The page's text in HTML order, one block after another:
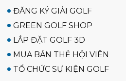
ĐĂNG KÝ GIẢI GOLF
GREEN GOLF SHOP
LẮP ĐẶT GOLF 3D
MUA BÁN THẺ HỘI VIÊN
TỔ CHỨC SỰ KIỆN GOLF